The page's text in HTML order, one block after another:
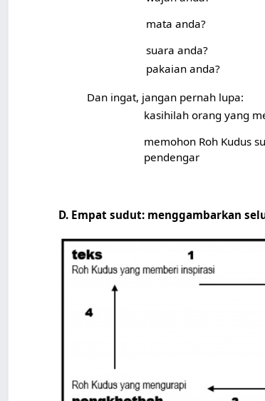
mata anda?
suara anda?
pakaian anda?
Dan ingat, jangan pernah lupa:
kasihilah orang yang
memohon Roh Kudus
pendengar
D. Empat sudut: menggambarkan